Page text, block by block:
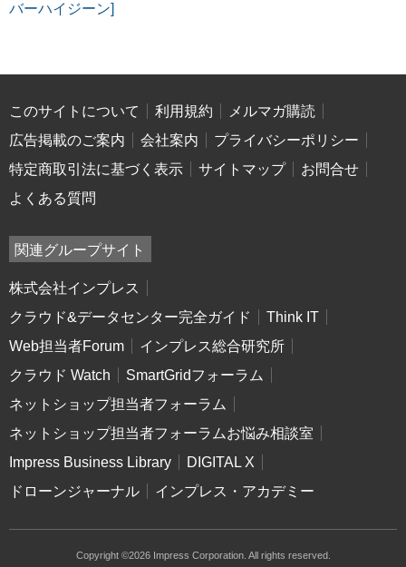
バーハイジーン]
このサイトについて 利用規約
メルマガ購読
広告掲載のご案内
会社案内
プライバシーポリシー
特定商取引法に基づく表示
サイトマップ
お問合せ
よくある質問
関連グループサイト
株式会社インプレス
クラウド&データセンター完全ガイド
Think IT
Web担当者Forum
インプレス総合研究所
クラウド Watch
SmartGridフォーラム
ネットショップ担当者フォーラム
ネットショップ担当者フォーラムお悩み相談室
Impress Business Library
DIGITAL X
ドローンジャーナル
インプレス・アカデミー
Copyright ©2026 Impress Corporation. All rights reserved.